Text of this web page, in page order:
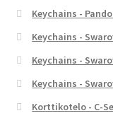
Keychains -
Keychains -
Keychains -
Keychains -
Korttikotelo - C-